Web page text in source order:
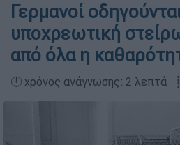
Γερμανοί
υποχρεωτική
από όλα η
🕛 χρόνος ανάγνωσης: 2 λεπτά ┋